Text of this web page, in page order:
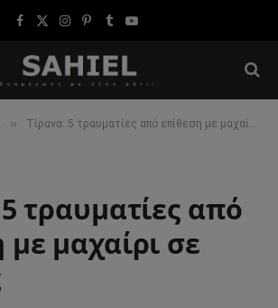
Facebook
X
Instagram
Pinterest
TumblrYouTube
» Τίρανα: 5 τραυματίες από επίθεση με μαχαίρι σε τέμενος
τραυματίες από
με μαχαίρι σε